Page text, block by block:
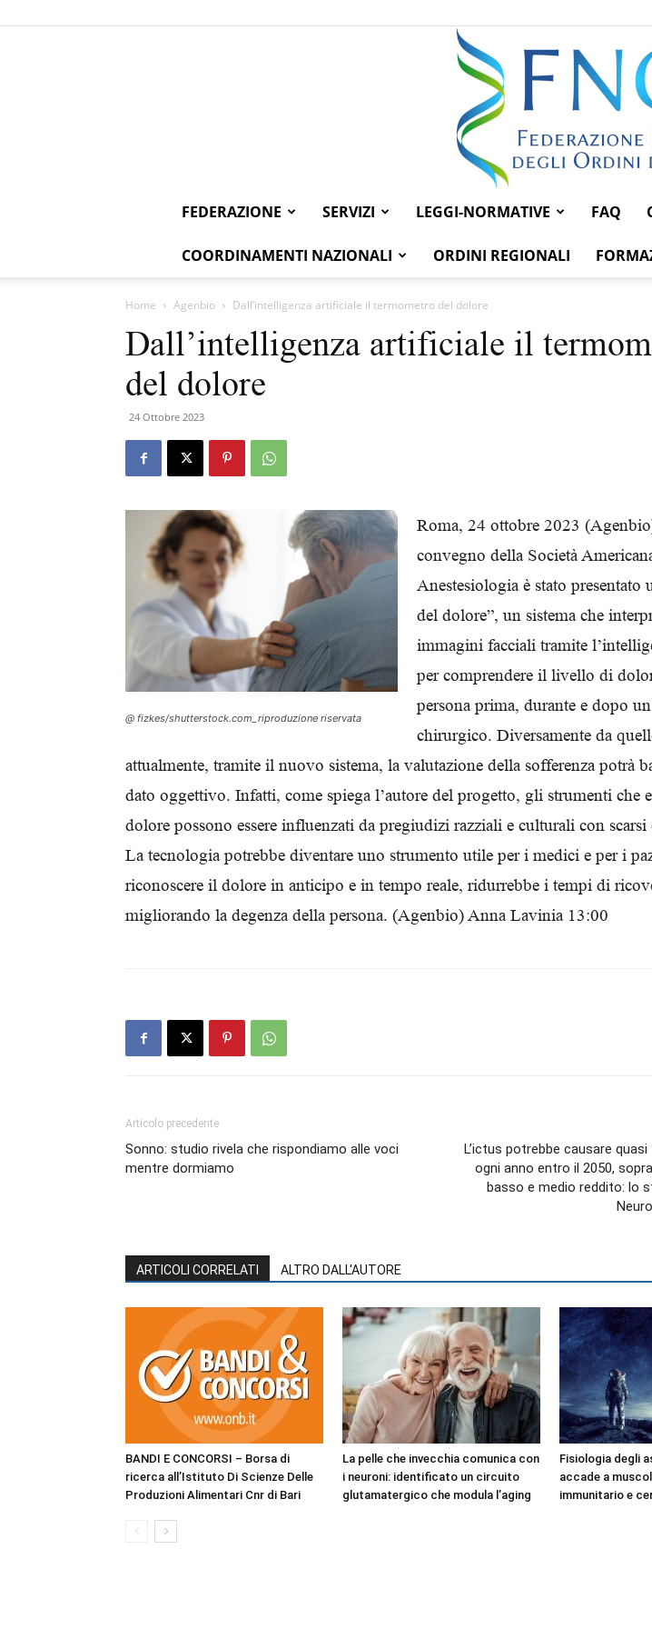
FEDERAZIONE SERVIZI LEGGI-NORMATIVE FAQ
COORDINAMENTI NAZIONALI ORDINI REGIONALI
Home Agenbio Dall’intelligenza artificiale il termometro del dolore
Dall’intelligenza artificiale il
del dolore
24 Ottobre 2023
@ fizkes/shutterstock.com_riproduzione riservata
Roma, 24 ottobre 2023
convegno della Società
Anestesiologia è stato presentato
del dolore”, un sistema che
immagini facciali tramite
per comprendere il livello di
persona prima, durante e dopo
chirurgico. Diversamente da
attualmente, tramite il nuovo sistema, la valutazione della sofferenza potrà
dato oggettivo. Infatti, come spiega l’autore del progetto, gli strumenti che
dolore possono essere influenzati da pregiudizi razziali e culturali con scarsi
La tecnologia potrebbe diventare uno strumento utile per i medici e per i
riconoscere il dolore in anticipo e in tempo reale, ridurrebbe i tempi di
migliorando la degenza della persona. (Agenbio) Anna Lavinia 13:00
Articolo precedente
Sonno: studio rivela che rispondiamo alle voci
mentre dormiamo
L’ictus potrebbe causare
ogni anno entro il 2050,
basso e medio reddito: lo
ARTICOLI CORRELATI ALTRO DALL'AUTORE
BANDI E CONCORSI – Borsa di
ricerca all’Istituto Di Scienze Delle
Produzioni Alimentari Cnr di Bari
La pelle che invecchia comunica con
i neuroni: identificato un circuito
glutamatergico che modula l’aging
Fisiologia degli
accade a
immunitario e